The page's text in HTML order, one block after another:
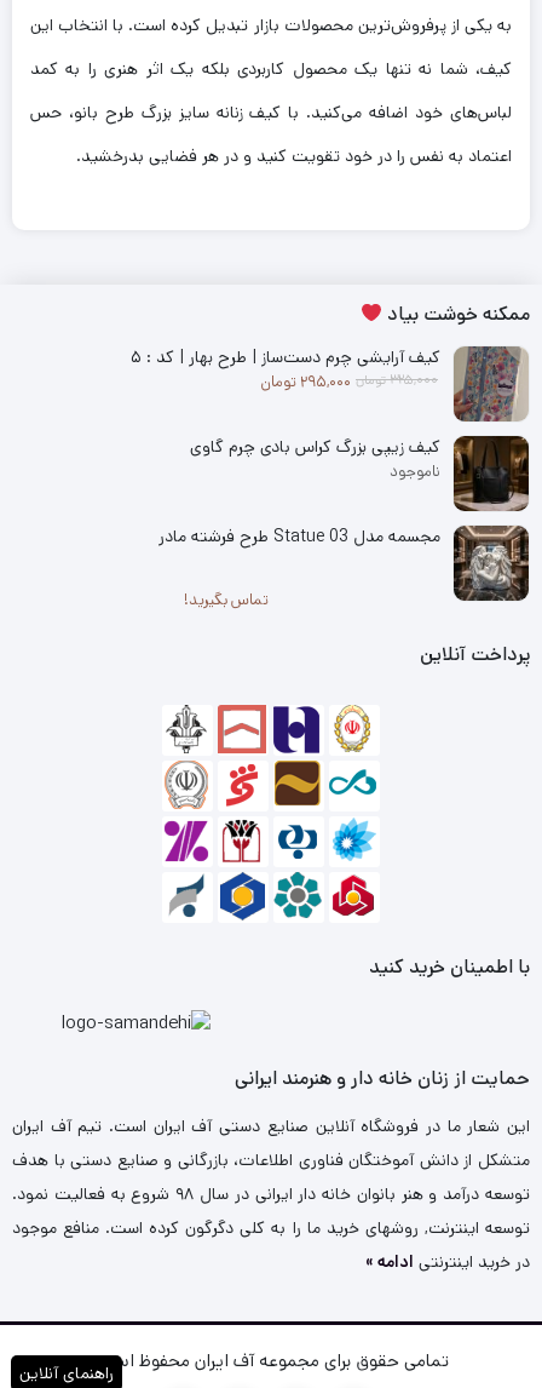
به یکی از پرفروش‌ترین محصولات بازار تبدیل کرده است. با انتخاب این
کیف، شما نه تنها یک محصول کاربردی بلکه یک اثر هنری را به کمد
لباس‌های خود اضافه می‌کنید. با کیف زنانه سایز بزرگ طرح بانو، حس
اعتماد به نفس را در خود تقویت کنید و در هر فضایی بدرخشید.
ممکنه خوشت بیاد
کیف آرایشی چرم دست‌ساز | طرح بهار | کد : ۵
325,000تومان
قیمت اصلی: 325,000 تومان بود.295,000 تومان قیمت فعلی: 295,000 تومان.
کیف زیپی بزرگ کراس بادی چرم گاوی
ناموجود
مجسمه مدل 03 Statue طرح فرشته مادر
تماس بگیرید!
پرداخت آنلاین
با اطمینان خرید کنید
حمایت از زنان خانه دار و هنرمند ایرانی
این شعار ما در فروشگاه آنلاین صنایع دستی آف ایران است. تیم آف ایران
متشکل از دانش آموختگان فناوری اطلاعات، بازرگانی و صنایع دستی با هدف
توسعه درآمد و هنر بانوان خانه دار ایرانی در سال ۹۸ شروع به فعالیت نمود.
توسعه اینترنت, روشهای خرید ما را به کلی دگرگون کرده است. منافع موجود
در خرید اینترنتی ادامه »
تمامی حقوق برای مجموعه آف ایران محفوظ است.راهنمای آنلاین